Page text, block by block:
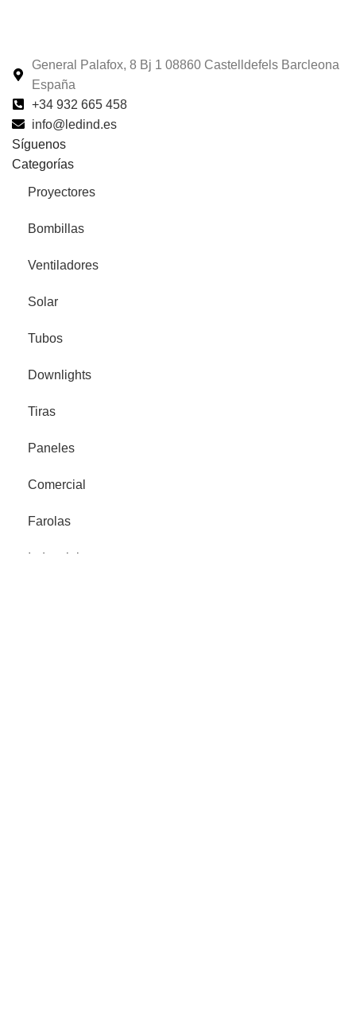
General Palafox, 8 Bj 1 08860 Castelldefels Barcleona
España
+34 932 665 458‬
info@ledind.es
Síguenos
Categorías
Proyectores
Bombillas
Ventiladores
Solar
Tubos
Downlights
Tiras
Paneles
Comercial
Farolas
Industrial